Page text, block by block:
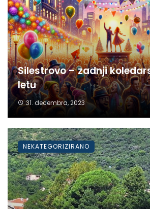
Silestrovo – zadnji
letu
31. decembra, 2023
NEKATEGORIZIRANO